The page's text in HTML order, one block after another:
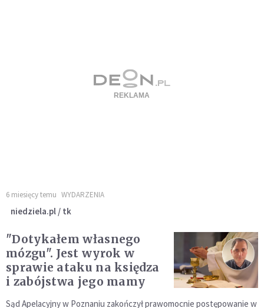
6 miesięcy temu WYDARZENIA
niedziela.pl / tk
"Dotykałem własnego
mózgu". Jest wyrok w
sprawie ataku na księdza
i zabójstwa jego mamy
Sąd Apelacyjny w Poznaniu zakończył prawomocnie postępowanie w